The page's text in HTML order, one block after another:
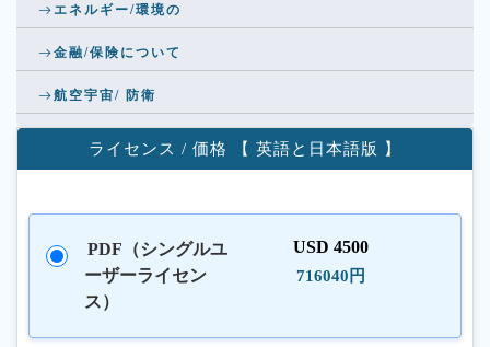
エネルギー/環境の
金融/保険について
航空宇宙/ 防衛
ライセンス / 価格 【 英語と日本語版 】
PDF（シングルユ
ーザーライセン
ス）
USD 4500
716040円